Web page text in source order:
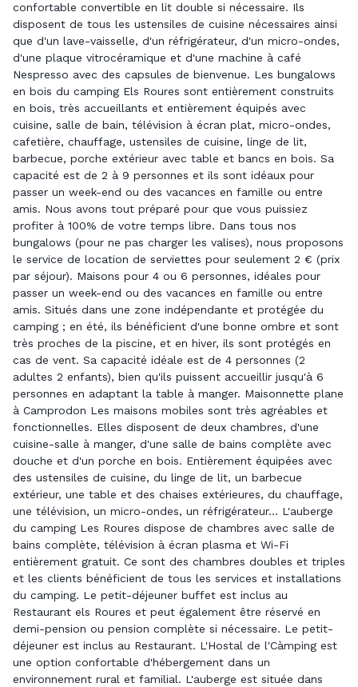
confortable convertible en lit double si nécessaire. Ils
disposent de tous les ustensiles de cuisine nécessaires ainsi
que d'un lave-vaisselle, d'un réfrigérateur, d'un micro-ondes,
d'une plaque vitrocéramique et d'une machine à café
Nespresso avec des capsules de bienvenue. Les bungalows
en bois du camping Els Roures sont entièrement construits
en bois, très accueillants et entièrement équipés avec
cuisine, salle de bain, télévision à écran plat, micro-ondes,
cafetière, chauffage, ustensiles de cuisine, linge de lit,
barbecue, porche extérieur avec table et bancs en bois. Sa
capacité est de 2 à 9 personnes et ils sont idéaux pour
passer un week-end ou des vacances en famille ou entre
amis. Nous avons tout préparé pour que vous puissiez
profiter à 100% de votre temps libre. Dans tous nos
bungalows (pour ne pas charger les valises), nous proposons
le service de location de serviettes pour seulement 2 € (prix
par séjour). Maisons pour 4 ou 6 personnes, idéales pour
passer un week-end ou des vacances en famille ou entre
amis. Situés dans une zone indépendante et protégée du
camping ; en été, ils bénéficient d'une bonne ombre et sont
très proches de la piscine, et en hiver, ils sont protégés en
cas de vent. Sa capacité idéale est de 4 personnes (2
adultes 2 enfants), bien qu'ils puissent accueillir jusqu'à 6
personnes en adaptant la table à manger. Maisonnette plane
à Camprodon Les maisons mobiles sont très agréables et
fonctionnelles. Elles disposent de deux chambres, d'une
cuisine-salle à manger, d'une salle de bains complète avec
douche et d'un porche en bois. Entièrement équipées avec
des ustensiles de cuisine, du linge de lit, un barbecue
extérieur, une table et des chaises extérieures, du chauffage,
une télévision, un micro-ondes, un réfrigérateur... L'auberge
du camping Les Roures dispose de chambres avec salle de
bains complète, télévision à écran plasma et Wi-Fi
entièrement gratuit. Ce sont des chambres doubles et triples
et les clients bénéficient de tous les services et installations
du camping. Le petit-déjeuner buffet est inclus au
Restaurant els Roures et peut également être réservé en
demi-pension ou pension complète si nécessaire. Le petit-
déjeuner est inclus au Restaurant. L'Hostal de l'Càmping est
une option confortable d'hébergement dans un
environnement rural et familial. L'auberge est située dans